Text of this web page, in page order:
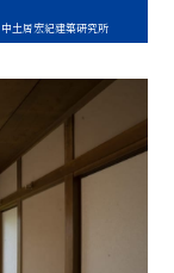
中土居宏紀建築研究所